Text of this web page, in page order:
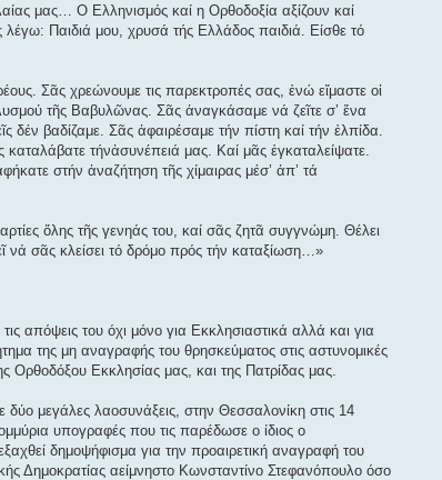
μας… Ο Ελληνισμός καί η Ορθοδοξία αξίζουν καί
λέγω: Παιδιά μου, χρυσά τής Ελλάδος παιδιά. Είσθε τό
Σᾶς χρεώνουμε τις παρεκτροπές σας, ἐνώ εἴμαστε οἱ
τῆς Βαβυλῶνας. Σᾶς ἀναγκάσαμε νά ζεῖτε σ’ ἔνα
βαδίζαμε. Σᾶς ἀφαιρέσαμε τήν πίστη καί τήν ἐλπίδα.
τήνἀσυνέπειά μας. Καί μᾶς ἐγκαταλείψατε.
στήν ἀναζήτηση τῆς χίμαιρας μέσ’ ἀπ’ τά
ὅλης τῆς γενηάς του, καί σᾶς ζητᾶ συγγνώμη. Θέλει
νά σᾶς κλείσει τό δρόμο πρός τήν καταξίωση…»
απόψεις του όχι μόνο για Εκκλησιαστικά αλλά και για
της μη αναγραφής του θρησκεύματος στις αστυνομικές
Ορθοδόξου Εκκλησίας μας, και της Πατρίδας μας.
μεγάλες λαοσυνάξεις, στην Θεσσαλονίκη στις 14
υπογραφές που τις παρέδωσε ο ίδιος ο
δημοψήφισμα για την προαιρετική αναγραφή του
Δημοκρατίας αείμνηστο Κωνσταντίνο Στεφανόπουλο όσο